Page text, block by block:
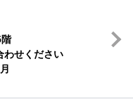
わせください